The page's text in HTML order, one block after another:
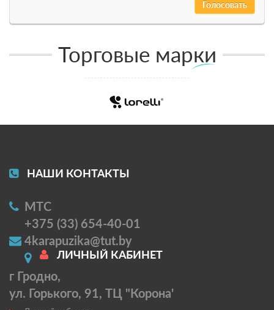
Торговые марки
НАШИ КОНТАКТЫ
МТС
+375 (33) 654-40-01
4karapuzika@tut.by
г Гродно,
ул. Горького, 91, ТЦ "Корона'
ЛИЧНЫЙ КАБИНЕТ